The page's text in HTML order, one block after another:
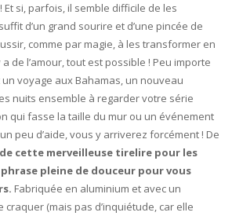
Et si, parfois, il semble difficile de les
d’un grand sourire et d’une pincée de
comme par magie, à les transformer en
a de l’amour, tout est possible ! Peu importe
voyage aux Bahamas, un nouveau
nuits ensemble à regarder votre série
qui fasse la taille du mur ou un événement
peu d’aide, vous y arriverez forcément ! De
cette merveilleuse tirelire pour les
pleine de douceur pour vous
Fabriquée en aluminium et avec un
(mais pas d’inquiétude, car elle